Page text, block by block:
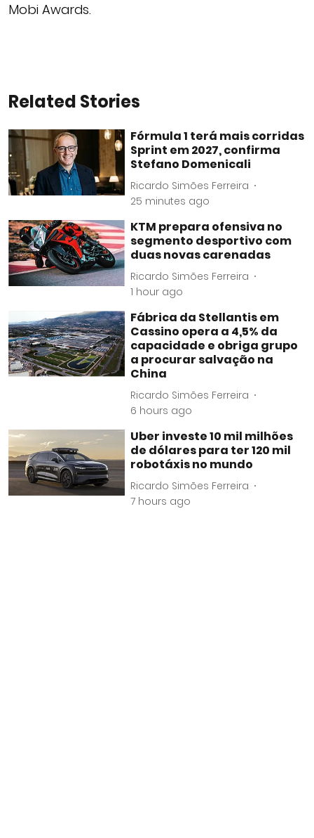
Mobi Awards.
Related Stories
Fórmula 1 terá mais corridas
Sprint em 2027, confirma
Stefano Domenicali
Ricardo Simões Ferreira
25 minutes ago
KTM prepara ofensiva no
segmento desportivo com
duas novas carenadas
Ricardo Simões Ferreira
1 hour ago
Fábrica da Stellantis em
Cassino opera a 4,5% da
capacidade e obriga grupo
a procurar salvação na
China
Ricardo Simões Ferreira
6 hours ago
Uber investe 10 mil milhões
de dólares para ter 120 mil
robotáxis no mundo
Ricardo Simões Ferreira
7 hours ago